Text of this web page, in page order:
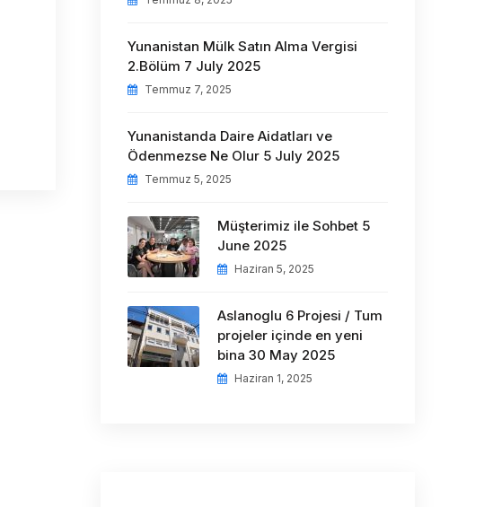
Yunanistan Mülk Satın Alma Vergisi
2.Bölüm 7 July 2025
Temmuz 7, 2025
Yunanistanda Daire Aidatları ve
Ödenmezse Ne Olur 5 July 2025
Temmuz 5, 2025
Müşterimiz ile Sohbet 5
June 2025
Haziran 5, 2025
Aslanoglu 6 Projesi / Tum
projeler içinde en yeni
bina 30 May 2025
Haziran 1, 2025